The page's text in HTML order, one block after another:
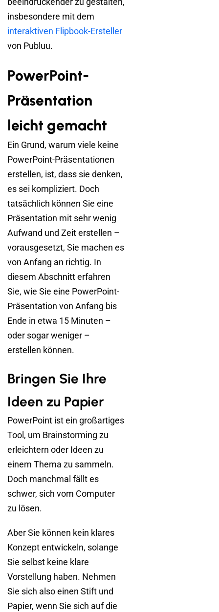
insbesondere mit dem
interaktiven Flipbook-Ersteller
von Publuu.
PowerPoint-
Präsentation
leicht gemacht
Ein Grund, warum viele keine
PowerPoint-Präsentationen
erstellen, ist, dass sie denken,
es sei kompliziert. Doch
tatsächlich können Sie eine
Präsentation mit sehr wenig
Aufwand und Zeit erstellen –
vorausgesetzt, Sie machen es
von Anfang an richtig. In
diesem Abschnitt erfahren
Sie, wie Sie eine PowerPoint-
Präsentation von Anfang bis
Ende in etwa 15 Minuten –
oder sogar weniger –
erstellen können.
Bringen Sie Ihre
Ideen zu Papier
PowerPoint ist ein großartiges
Tool, um Brainstorming zu
erleichtern oder Ideen zu
einem Thema zu sammeln.
Doch manchmal fällt es
schwer, sich vom Computer
zu lösen.
Aber Sie können kein klares
Konzept entwickeln, solange
Sie selbst keine klare
Vorstellung haben. Nehmen
Sie sich also einen Stift und
Papier, wenn Sie sich auf die